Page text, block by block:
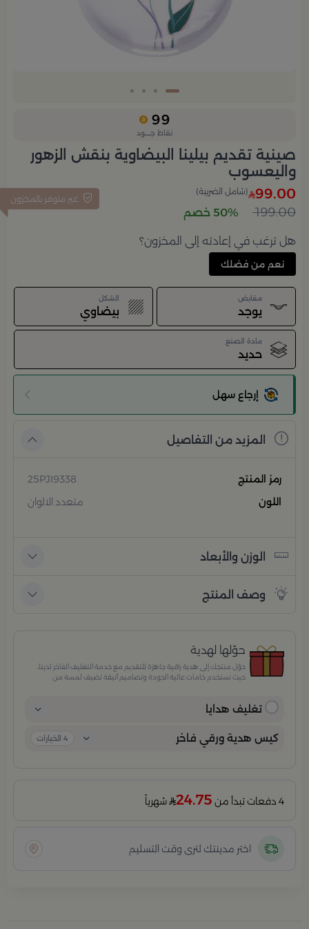
99
نقاط جــــود
صينية تقديم بيلينا البيضاوية بنقش الزهور
واليعسوب
غير متوفر بالمخزون 99.00 (شامل الضريبة)
199.00 50% خصم
هل ترغب في إعادته إلى المخزون؟
نعم من فضلك
مقابض
يوجد
الشكل
بيضاوي
مادة الصنع
حديد
إرجاع سهل
المزيد من التفاصيل
رمز المنتج
25PJI9338
اللون
متعدد الالوان
الوزن والأبعاد
وصف المنتج
حوّلها لهدية
حوّل منتجك إلى هدية راقية جاهزة للتقديم مع خدمة التغليف الفاخر لدينا،
حيث نستخدم خامات عالية الجودة وتصاميم أنيقة تضيف لمسة من
تغليف هدايا
كيس هدية ورقي فاخر 4 الخيارات
4 دفعات تبدأ من 24.75 شهرياً
اختر مدينتك لترى وقت التسليم